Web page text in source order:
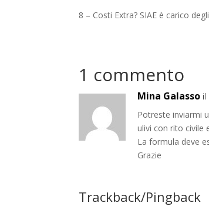
8 – Costi Extra? SIAE è carico
1 commento
Mina Galasso il
Potreste inviarmi
ulivi con rito civile
La formula deve
Grazie
Trackback/Pingback